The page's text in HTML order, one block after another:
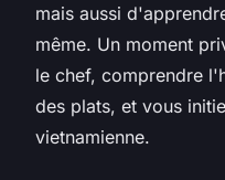
mais aussi
même. Un moment
le chef, comprendre
des plats, et vous
vietnamienne.